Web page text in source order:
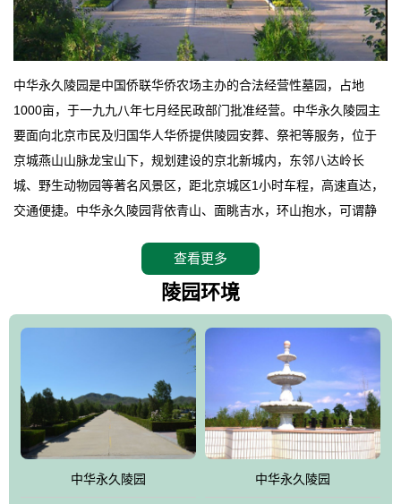
中华永久陵园是中国侨联华侨农场主办的合法经营性墓园，占地
1000亩，于一九九八年七月经民政部门批准经营。中华永久陵园主
要面向北京市民及归国华人华侨提供陵园安葬、祭祀等服务，位于
京城燕山山脉龙宝山下，规划建设的京北新城内，东邻八达岭长
城、野生动物园等著名风景区，距北京城区1小时车程，高速直达，
交通便捷。中华永久陵园背依青山、面眺吉水，环山抱水，可谓静
地。在总体设计上完全以中国传统文化作为前渠，由三条山脊环绕
而成，宛如一把太师椅，呈坐南朝北向，左青龙，右白虎，前朱
环绕挡住了外界的风吹，流动的生气遇到官厅的水又止住了，正好
符合山环水抱，藏风纳气的要求。中华永久陵园风景庄重典雅、气
势如宏，是华北地区最大的平川式墓园，陵园以皇家建筑风格为载
体吸取现代园林艺术之精华
查看更多
陵园环境
中华永久陵园 中华永久陵园